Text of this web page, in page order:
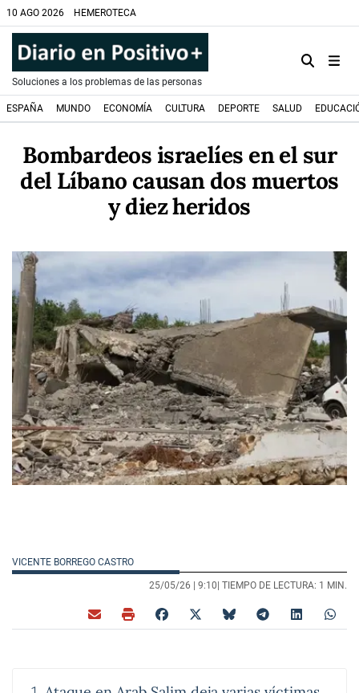
10 AGO 2026 HEMEROTECA
Soluciones a los problemas de las personas
ESPAÑA MUNDO ECONOMÍA CULTURA DEPORTE SALUD
Bombardeos israelíes en el sur
del Líbano causan dos muertos
y diez heridos
VICENTE BORREGO CASTRO
25/05/26 | 9:10| TIEMPO DE LECTURA: 1 MIN.